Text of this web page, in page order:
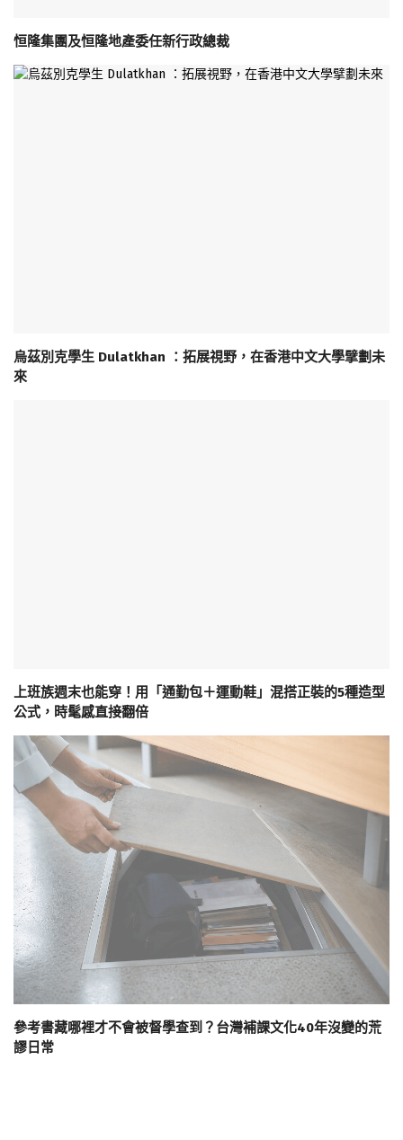
恒隆集團及恒隆地產委任新行政總裁
烏茲別克學生 Dulatkhan ：拓展視野，在香港中文大學擘劃未
來
上班族週末也能穿！用「通勤包＋運動鞋」混搭正裝的5種造型
公式，時髦感直接翻倍
參考書藏哪裡才不會被督學查到？台灣補課文化40年沒變的荒
謬日常